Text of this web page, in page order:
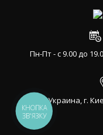
Пн-Пт - с 9.00 до
Украина, г.
КНОПКА
ЗВ'ЯЗКУ